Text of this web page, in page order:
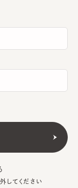
してください